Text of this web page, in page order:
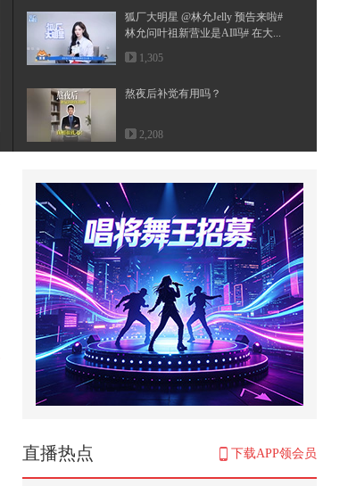
狐厂大明星️ @林允Jelly 预告来啦#
林允问叶祖新营业是AI吗# 在大...
1,305
熬夜后补觉有用吗？
2,208
然是人生就免不了人情冷暖，生活
就...
7,998
好人一生平安 #顶尖舞者
56
首尔盼了三个月，中国终于松口，
李在明心急如焚，求中国给个准话
5,832
养老金好消息！多地提升养老金标
美国官员抱怨，在特朗普面前不能
直播热点 下载APP领会员